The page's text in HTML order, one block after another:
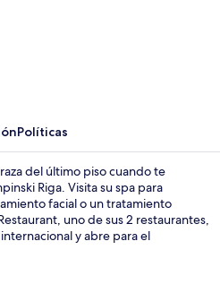
Políticas
del último piso cuando te
Riga. Visita su spa para
facial o un tratamiento
uno de sus 2 restaurantes,
y abre para el
sus 2 bares o lounges, su alberca
las 24 horas. Otros visitantes